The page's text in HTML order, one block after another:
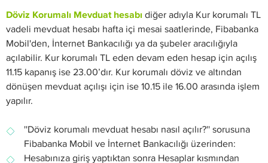
Döviz Korumalı Mevduat hesabı diğer adıyla Kur korumalı TL
vadeli mevduat hesabı hafta içi mesai saatlerinde, Fibabanka
Mobil'den, İnternet Bankacılığı ya da şubeler aracılığıyla
açılabilir. Kur korumalı TL eden devam eden hesap için açılış
11.15 kapanış ise 23.00’dır. Kur korumalı döviz ve altından
dönüşen mevduat açılışı için ise 10.15 ile 16.00 arasında işlem
yapılır.
''Döviz korumalı mevduat hesabı nasıl açılır?'' sorusuna
Fibabanka Mobil ve İnternet Bankacılığı üzerinden:
Hesabınıza giriş yaptıktan sonra Hesaplar kısmından